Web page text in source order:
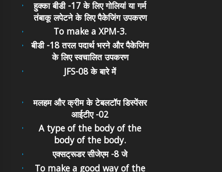
हुक्का बीडी -17 के लिए गोलियां या गर्म
तंबाकू लपेटने के लिए पैकेजिंग उपकरण
To make a XPM-3.
बीडी -18 तरल पदार्थ भरने और पैकेजिंग
के लिए स्वचालित उपकरण
JFS-08 के बारे में
मलहम और क्रीम के टेबलटॉप डिस्पेंसर
आईटीए -02
A type of the body of the
body of the body.
एक्सट्रूडर सीजेएम -8 जे
To make a good way of the